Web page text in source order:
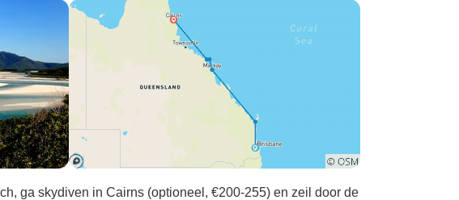
ga skydiven in Cairns (optioneel, €200-255) en zeil door de